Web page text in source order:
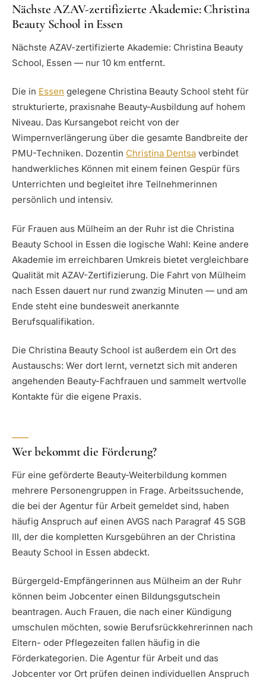
Nächste AZAV-zertifizierte Akademie: Christina
Beauty School in Essen
Nächste AZAV-zertifizierte Akademie: Christina Beauty
School, Essen — nur 10 km entfernt.
Die in Essen gelegene Christina Beauty School steht für
strukturierte, praxisnahe Beauty-Ausbildung auf hohem
Niveau. Das Kursangebot reicht von der
Wimpernverlängerung über die gesamte Bandbreite der
PMU-Techniken. Dozentin Christina Dentsa verbindet
handwerkliches Können mit einem feinen Gespür fürs
Unterrichten und begleitet ihre Teilnehmerinnen
persönlich und intensiv.
Für Frauen aus Mülheim an der Ruhr ist die Christina
Beauty School in Essen die logische Wahl: Keine andere
Akademie im erreichbaren Umkreis bietet vergleichbare
Qualität mit AZAV-Zertifizierung. Die Fahrt von Mülheim
nach Essen dauert nur rund zwanzig Minuten — und am
Ende steht eine bundesweit anerkannte
Berufsqualifikation.
Die Christina Beauty School ist außerdem ein Ort des
Austauschs: Wer dort lernt, vernetzt sich mit anderen
angehenden Beauty-Fachfrauen und sammelt wertvolle
Kontakte für die eigene Praxis.
Wer bekommt die Förderung?
Für eine geförderte Beauty-Weiterbildung kommen
mehrere Personengruppen in Frage. Arbeitssuchende,
die bei der Agentur für Arbeit gemeldet sind, haben
häufig Anspruch auf einen AVGS nach Paragraf 45 SGB
III, der die kompletten Kursgebühren an der Christina
Beauty School in Essen abdeckt.
Bürgergeld-Empfängerinnen aus Mülheim an der Ruhr
können beim Jobcenter einen Bildungsgutschein
beantragen. Auch Frauen, die nach einer Kündigung
umschulen möchten, sowie Berufsrückkehrerinnen nach
Eltern- oder Pflegezeiten fallen häufig in die
Förderkategorien. Die Agentur für Arbeit und das
Jobcenter vor Ort prüfen deinen individuellen Anspruch